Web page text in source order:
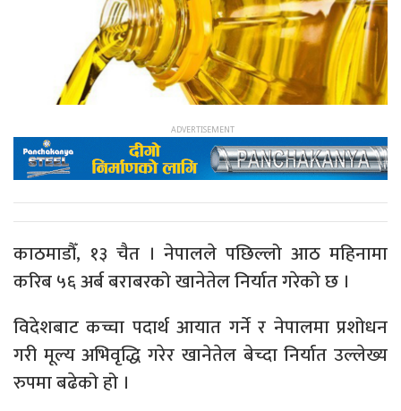
काठमाडौँ, १३ चैत । नेपालले पछिल्लो आठ महिनामा
करिब ५६ अर्ब बराबरको खानेतेल निर्यात गरेको छ ।
विदेशबाट कच्चा पदार्थ आयात गर्ने र नेपालमा प्रशोधन
गरी मूल्य अभिवृद्धि गरेर खानेतेल बेच्दा निर्यात उल्लेख्य
रुपमा बढेको हो ।